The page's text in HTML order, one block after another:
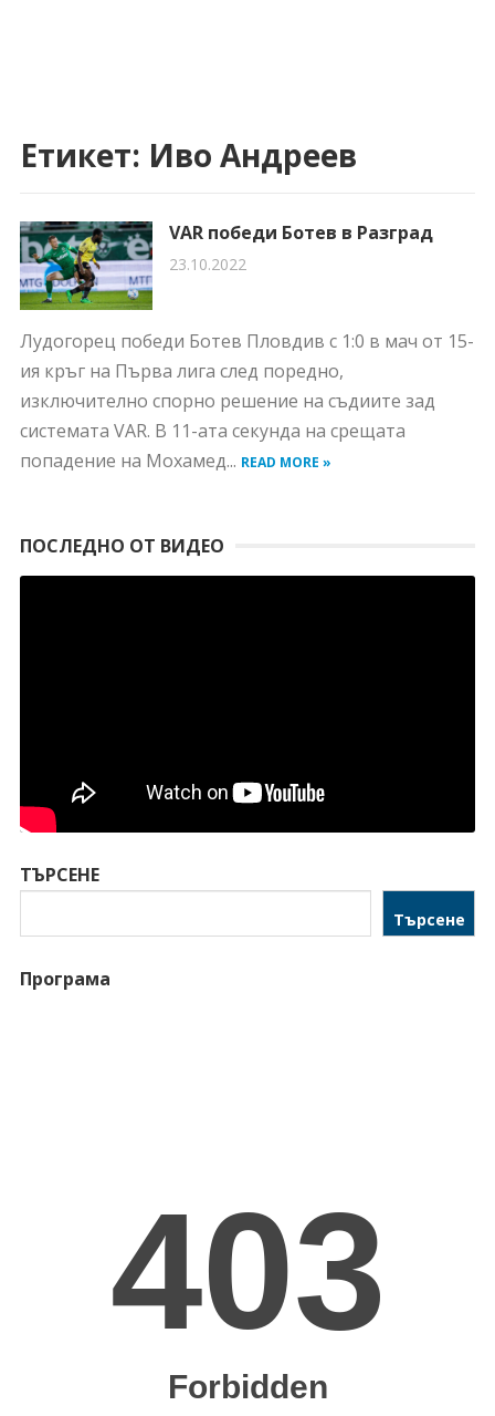
Етикет: Иво Андреев
VAR победи Ботев в Разград
23.10.2022
Лудогорец победи Ботев Пловдив с 1:0 в мач от 15-
ия кръг на Първа лига след поредно,
изключително спорно решение на съдиите зад
системата VAR. В 11-ата секунда на срещата
попадение на Мохамед... READ MORE »
ПОСЛЕДНО ОТ ВИДЕО
ТЪРСЕНЕ
Търсене
Програма